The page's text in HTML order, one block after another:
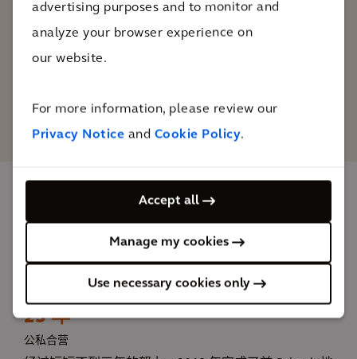
advertising purposes and to monitor and
analyze your browser experience on
our website.
For more information, please review our
Privacy Notice and Cookie Policy.
Accept all
Manage my cookies
Use necessary cookies only
范，也是真正的示范工程。
凯谛思环境部总经理
影响
这块区域有了一个新的、充满活力的多功能中心，居
民、游客、员工、商家和企业主都受益匪浅。
25 年
公私合营